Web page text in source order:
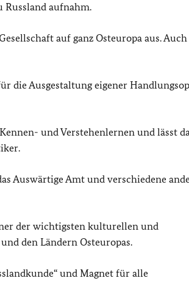
Russland aufnahm.
auf ganz Osteuropa aus.
die Ausgestaltung eigener
und Verstehenlernen und lässt
Auswärtige Amt und verschiedene
der wichtigsten kulturellen und
den Ländern Osteuropas.
und Magnet für alle